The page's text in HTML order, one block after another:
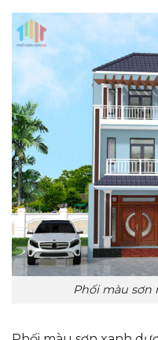
Phối màu sơn